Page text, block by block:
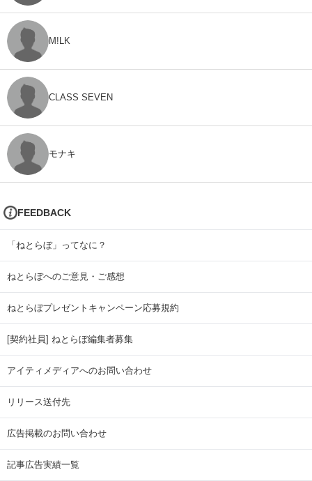
M!LK
CLASS SEVEN
モナキ
FEEDBACK
「ねとらぼ」ってなに？
ねとらぼへのご意見・ご感想
ねとらぼプレゼントキャンペーン応募規約
[契約社員] ねとらぼ編集者募集
アイティメディアへのお問い合わせ
リリース送付先
広告掲載のお問い合わせ
記事広告実績一覧